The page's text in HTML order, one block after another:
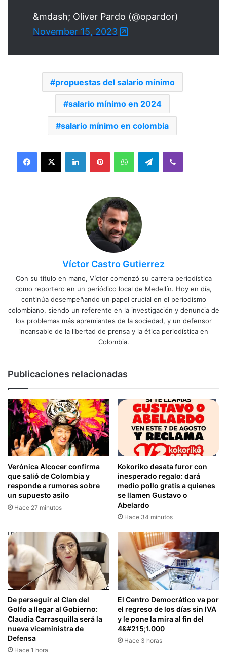
&mdash; Oliver Pardo (@opardor)
November 15, 2023
propuestas del salario mínimo
salario mínimo en 2024
salario mínimo en colombia
Facebook
X LinkedInPinterestWhatsAppTelegramViber
Víctor Castro Gutierrez
Con su título en mano, Víctor comenzó su carrera periodística
como reportero en un periódico local de Medellín. Hoy en día,
continúa desempeñando un papel crucial en el periodismo
colombiano, siendo un referente en la investigación y denuncia de
los problemas más apremiantes de la sociedad, y un defensor
incansable de la libertad de prensa y la ética periodística en
Colombia.
Publicaciones relacionadas
Verónica Alcocer confirma
que salió de Colombia y
responde a rumores sobre
un supuesto asilo
Hace 27 minutos
Kokoriko desata furor con
inesperado regalo: dará
medio pollo gratis a quienes
se llamen Gustavo o
Abelardo
Hace 34 minutos
De perseguir al Clan del
Golfo a llegar al Gobierno:
Claudia Carrasquilla será la
nueva viceministra de
Defensa
Hace 1 hora
El Centro Democrático va por
el regreso de los días sin IVA
y le pone la mira al fin del
4&#215;1.000
Hace 3 horas